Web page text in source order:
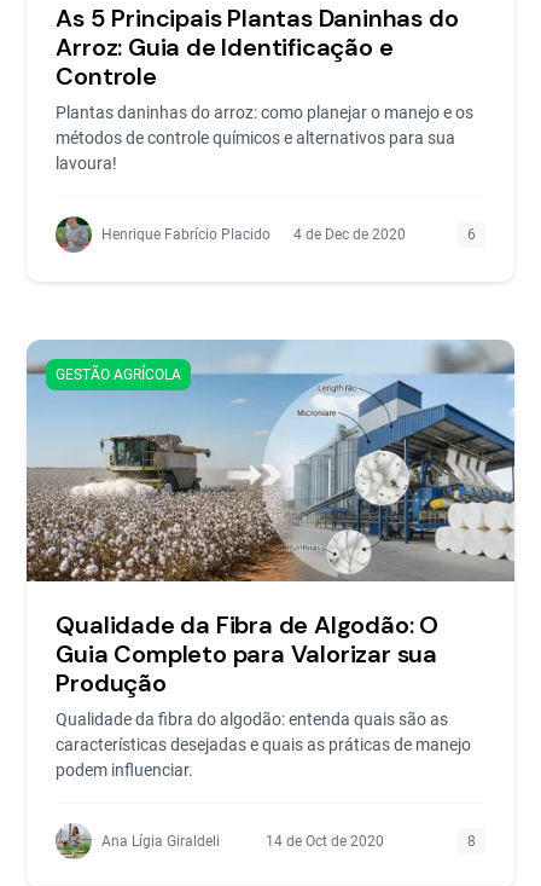
As 5 Principais Plantas Daninhas do
Arroz: Guia de Identificação e
Controle
Plantas daninhas do arroz: como planejar o manejo e os
métodos de controle químicos e alternativos para sua
lavoura!
Henrique Fabrício Placido 4 de Dec de 2020 6
GESTÃO AGRÍCOLA
Qualidade da Fibra de Algodão: O
Guia Completo para Valorizar sua
Produção
Qualidade da fibra do algodão: entenda quais são as
características desejadas e quais as práticas de manejo
podem influenciar.
Ana Lígia Giraldeli 14 de Oct de 2020 8